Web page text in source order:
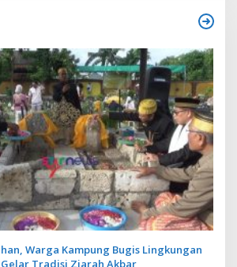
Warga Kampung Bugis Lingkungan
Tradisi Ziarah Akbar